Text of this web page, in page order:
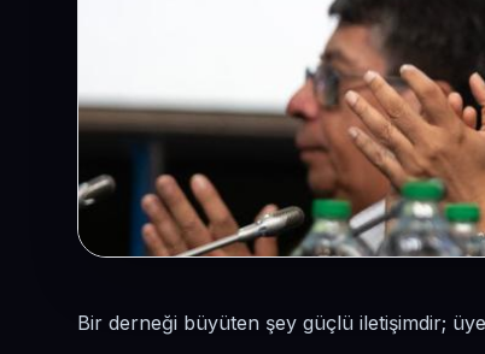
Bir derneği büyüten şey güçlü iletişimdir;